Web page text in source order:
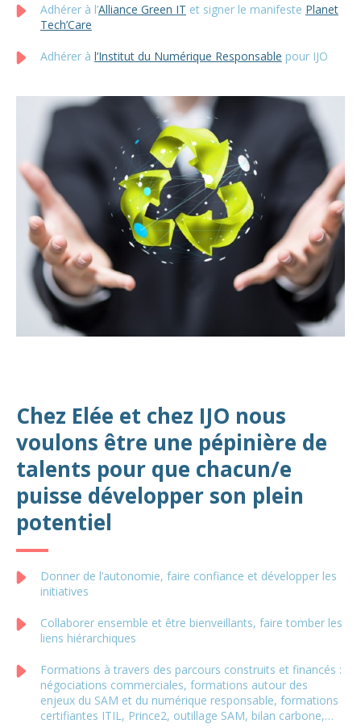
Adhérer à l’Alliance Green IT et signer le manifeste Planet
Tech’Care
Adhérer à l’Institut du Numérique Responsable pour IJO
Chez Elée et chez IJO nous
voulons être une pépinière de
talents pour que chacun/e
puisse développer son plein
potentiel
Donner de l’autonomie, faire confiance et développer les
initiatives
Collaborer ensemble et être bienveillants, faire tomber les
liens hiérarchiques
Formations à travers des parcours construits et financés :
négociations commerciales, formations autour des
enjeux du SAM et du numérique responsable, formations
certifiantes ITIL, Prince2, outillage SAM, bilan carbone,…